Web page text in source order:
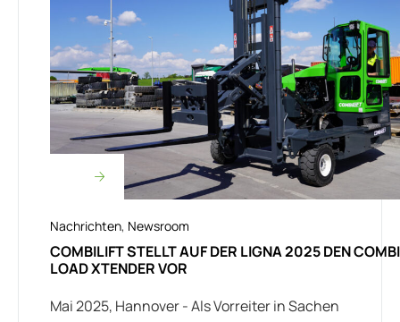
Nachrichten, Newsroom
COMBILIFT STELLT AUF DER LIGNA 2025 DEN COMBI
LOAD XTENDER VOR
Mai 2025, Hannover - Als Vorreiter in Sachen